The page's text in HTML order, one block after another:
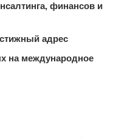
финансов и
адрес
на международное